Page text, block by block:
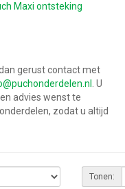
Maxi ontsteking
gerust contact met
. U
advies wenst te
zodat u altijd
Tonen: